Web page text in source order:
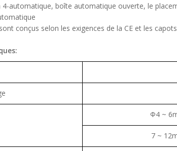
automatique, boîte automatique ouverte, le
conçus selon les exigences de la CE et les
Φ4 ~
7 ~